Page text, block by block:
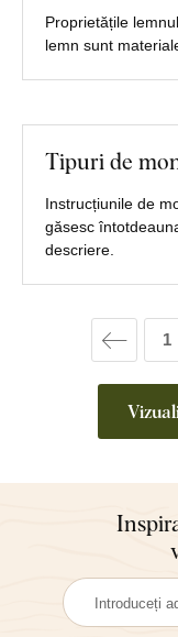
Proprietățile
lemn sunt
Tipuri de
Instrucțiunile de
găsesc
descriere.
1